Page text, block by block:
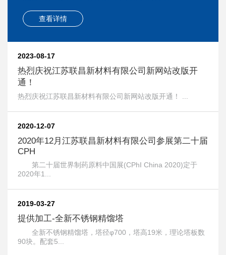
查看详情
2023-08-17
热烈庆祝江苏联昌新材料有限公司新网站改版开
通！
热烈庆祝江苏联昌新材料有限公司新网站改版开通！ ...
2020-12-07
2020年12月江苏联昌新材料有限公司参展第二十届
CPH
第二十届世界制药原料中国展(CPhI China 2020)定于
2020年1...
2019-03-27
提供加工-全新不锈钢精馏塔
全新不锈钢精馏塔，塔径φ700，塔高19米，理论塔板数
90块。配套5...